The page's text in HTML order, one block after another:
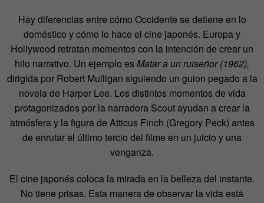
Hay diferencias entre cómo Occidente se detiene en lo
doméstico y cómo lo hace el cine japonés. Europa y
Hollywood retratan momentos con la intención de crear un
hilo narrativo. Un ejemplo esMatar a un ruiseñor (1962),
dirigida por Robert Mulligan siguiendo un guion pegado a la
novela de Harper Lee. Los distintos momentos de vida
protagonizados por la narradora Scout ayudan a crear la
atmósfera y la figura de Atticus Finch (Gregory Peck) antes
de enrutar el último tercio del filme en un juicio y una
venganza.
El cine japonés coloca la mirada en la belleza del instante.
No tiene prisas. Esta manera de observar la vida está